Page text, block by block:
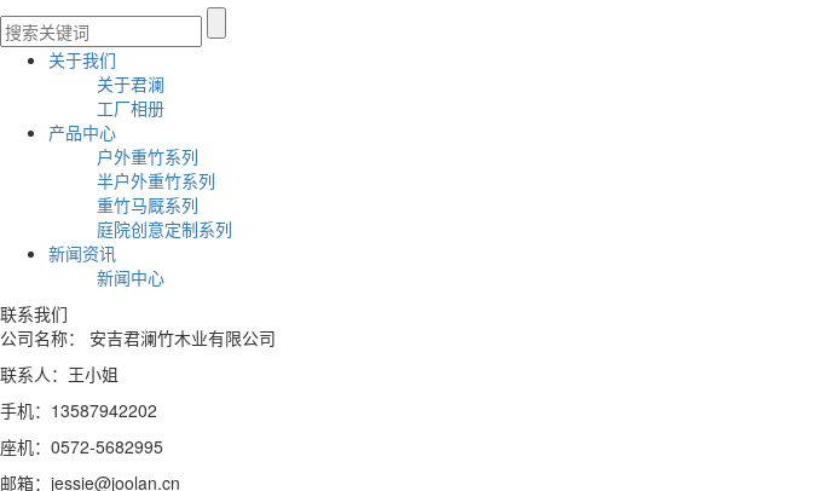
关于我们
关于君澜
工厂相册
产品中心
户外重竹系列
半户外重竹系列
重竹马厩系列
庭院创意定制系列
新闻资讯
新闻中心
联系我们
公司名称： 安吉君澜竹木业有限公司
联系人：王小姐
手机：13587942202
座机：0572-5682995
邮箱：jessie@joolan.cn